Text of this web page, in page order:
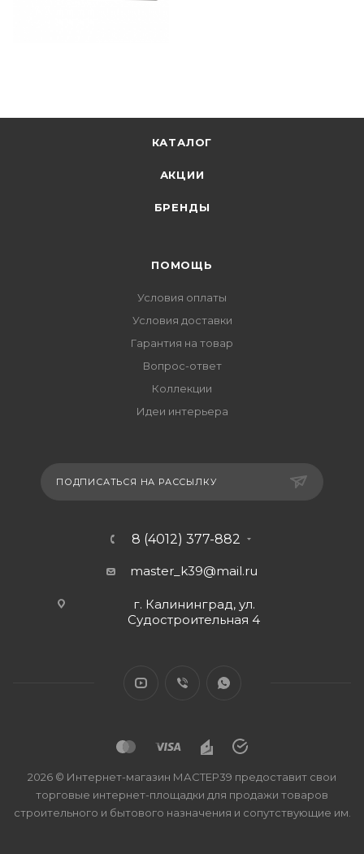
КАТАЛОГ
АКЦИИ
БРЕНДЫ
ПОМОЩЬ
Условия оплаты
Условия доставки
Гарантия на товар
Вопрос-ответ
Коллекции
Идеи интерьера
ПОДПИСАТЬСЯ НА РАССЫЛКУ
8 (4012) 377-882
master_k39@mail.ru
г. Калининград, ул.
Судостроительная 4
2026 © Интернет-магазин МАСТЕР39 предоставит свои
торговые интернет-площадки для продажи товаров
строительного и бытового назначения и сопутствующие им.